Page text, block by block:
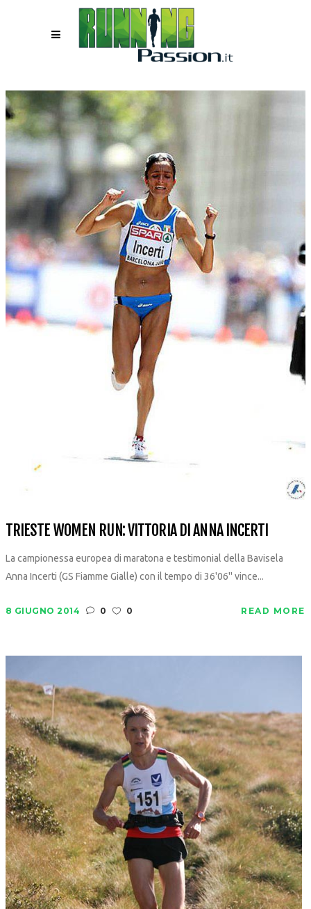
TRIESTE WOMEN RUN: VITTORIA DI ANNA INCERTI
La campionessa europea di maratona e testimonial della Bavisela
Anna Incerti (GS Fiamme Gialle) con il tempo di 36'06'' vince...
8 GIUGNO 2014 0 0 READ MORE